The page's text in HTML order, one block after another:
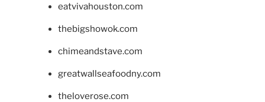
eatvivahouston.com
thebigshowok.com
chimeandstave.com
greatwallseafoodny.com
theloverose.com